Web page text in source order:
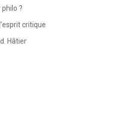
?
critique
Hâtier